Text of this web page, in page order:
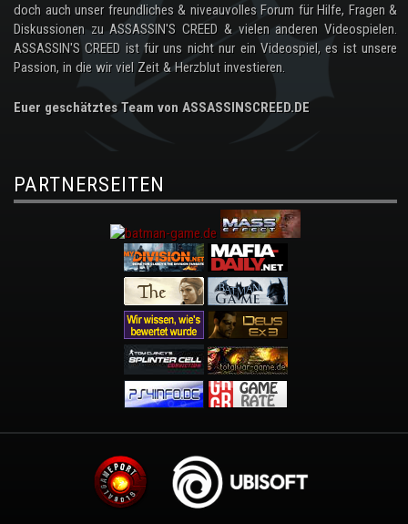
doch auch unser freundliches & niveauvolles Forum für Hilfe, Fragen &
Diskussionen zu ASSASSIN'S CREED & vielen anderen Videospielen.
ASSASSIN'S CREED ist für uns nicht nur ein Videospiel, es ist unsere
Passion, in die wir viel Zeit & Herzblut investieren.
Euer geschätztes Team von ASSASSINSCREED.DE
PARTNERSEITEN